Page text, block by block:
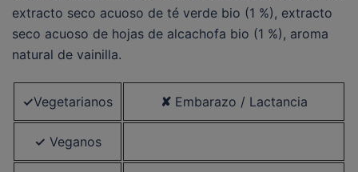
extracto seco acuoso de té verde bio (1 %), extracto
seco acuoso de hojas de alcachofa bio (1 %), aroma
natural de vainilla.
✓Vegetarianos ✘Embarazo / Lactancia
✓ Veganos